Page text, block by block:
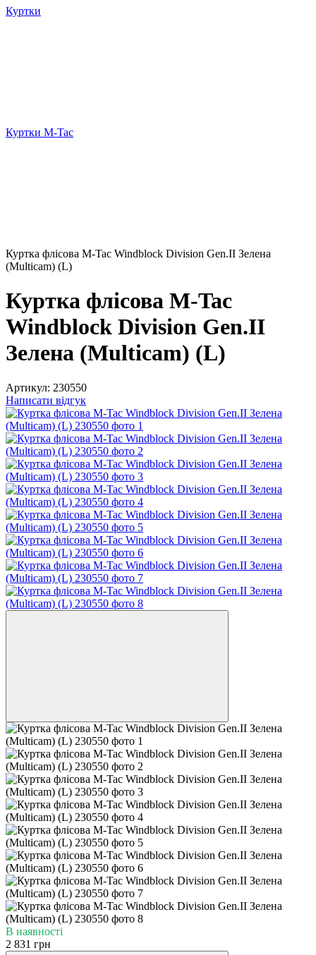
Куртки
Куртки M-Tac
Куртка флісова M-Tac Windblock Division Gen.II Зелена
(Multicam) (L)
Куртка флісова M-Tac
Windblock Division Gen.II
Зелена (Multicam) (L)
Артикул: 230550
Написати відгук
В наявності
2 831 грн